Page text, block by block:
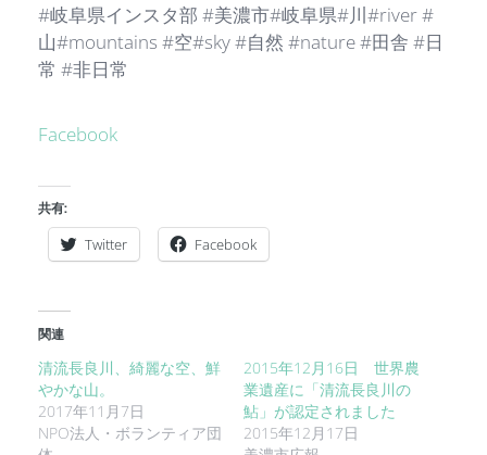
#岐阜県インスタ部 #美濃市#岐阜県#川#river #
山#mountains #空#sky #自然 #nature #田舎 #日
常 #非日常
Facebook
共有:
Twitter Facebook
関連
清流長良川、綺麗な空、鮮
やかな山。
2017年11月7日
NPO法人・ボランティア団
2015年12月16日 世界農
業遺産に「清流長良川の
鮎」が認定されました
2015年12月17日